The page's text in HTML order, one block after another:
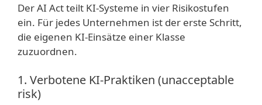
Der AI Act teilt KI-Systeme in vier Risikostufen
ein. Für jedes Unternehmen ist der erste Schritt,
die eigenen KI-Einsätze einer Klasse
zuzuordnen.
1. Verbotene KI-Praktiken (unacceptable
risk)